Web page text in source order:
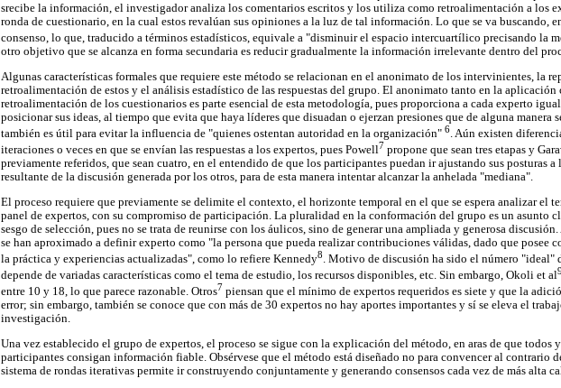
srecibe la información, el investigador analiza los comentarios escritos y los utiliza como retroalimentación a los
ronda de cuestionario, en la cual estos revalúan sus opiniones a la luz de tal información. Lo que se va buscando,
consenso, lo que, traducido a términos estadísticos, equivale a "disminuir el espacio intercuartílico precisando la
otro objetivo que se alcanza en forma secundaria es reducir gradualmente la información irrelevante dentro del
Algunas características formales que requiere este método se relacionan en el anonimato de los intervinientes, la
retroalimentación de estos y el análisis estadístico de las respuestas del grupo. El anonimato tanto en la aplicación
retroalimentación de los cuestionarios es parte esencial de esta metodología, pues proporciona a cada experto
posicionar sus ideas, al tiempo que evita que haya líderes que disuadan o ejerzan presiones que de alguna manera
también es útil para evitar la influencia de "quienes ostentan autoridad en la organización" 6 . Aún existen
iteraciones o veces en que se envían las respuestas a los expertos, pues Powell7 propone que sean tres etapas y
previamente referidos, que sean cuatro, en el entendido de que los participantes puedan ir ajustando sus posturas
resultante de la discusión generada por los otros, para de esta manera intentar alcanzar la anhelada "mediana".
El proceso requiere que previamente se delimite el contexto, el horizonte temporal en el que se espera analizar el
panel de expertos, con su compromiso de participación. La pluralidad en la conformación del grupo es un asunto
sesgo de selección, pues no se trata de reunirse con los áulicos, sino de generar una ampliada y generosa
se han aproximado a definir experto como "la persona que pueda realizar contribuciones válidas, dado que posee
la práctica y experiencias actualizadas", como lo refiere Kennedy8
. Motivo de discusión ha sido el número "ideal"
depende de variadas características como el tema de estudio, los recursos disponibles, etc. Sin embargo, Okoli et al9
entre 10 y 18, lo que parece razonable. Otros7 piensan que el mínimo de expertos requeridos es siete y que la
error; sin embargo, también se conoce que con más de 30 expertos no hay aportes importantes y sí se eleva el
investigación.
Una vez establecido el grupo de expertos, el proceso se sigue con la explicación del método, en aras de que todos
participantes consigan información fiable. Obsérvese que el método está diseñado no para convencer al contrario
sistema de rondas iterativas permite ir construyendo conjuntamente y generando consensos cada vez de más alta